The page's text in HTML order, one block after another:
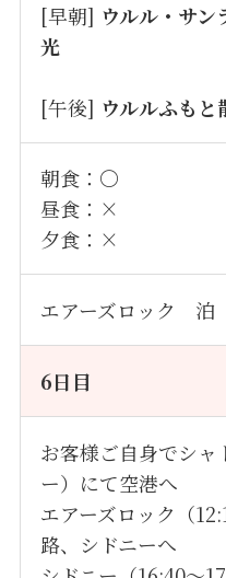
[早朝] ウルル・サン
光
[午後] ウルルふも
朝食：〇
昼食：×
夕食：×
エアーズロック 泊
6日目
お客様ご自身でシャ
ー）にて空港へ
エアーズロック（
路、シドニーへ